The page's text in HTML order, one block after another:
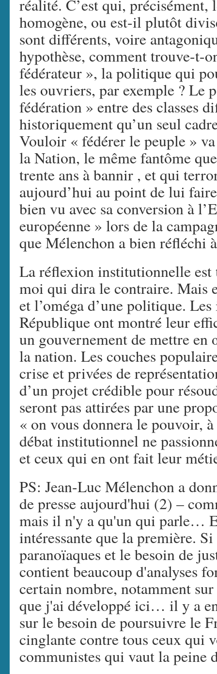
réalité. C’est qui, précisément,
homogène, ou est-il plutôt
sont différents, voire
hypothèse, comment trouve-t-
fédérateur », la politique qui
les ouvriers, par exemple ? Le
fédération » entre des classes
historiquement qu’un seul
Vouloir « fédérer le peuple »
la Nation, le même fantôme
trente ans à bannir , et qui
aujourd’hui au point de lui
bien vu avec sa conversion à
européenne » lors de la
que Mélenchon a bien réfléchi
La réflexion institutionnelle est
moi qui dira le contraire. Mais
et l’oméga d’une politique.
République ont montré leur
un gouvernement de mettre
la nation. Les couches
crise et privées de
d’un projet crédible pour
seront pas attirées par une
« on vous donnera le pouvoir,
débat institutionnel ne
et ceux qui en ont fait leur
PS: Jean-Luc Mélenchon a
de presse aujourd'hui (2) –
mais il n'y a qu'un qui parle…
intéressante que la première.
paranoïaques et le besoin de
contient beaucoup d'analyses
certain nombre, notamment
que j'ai développé ici… il y a
sur le besoin de poursuivre le
cinglante contre tous ceux qui
communistes qui vaut la peine